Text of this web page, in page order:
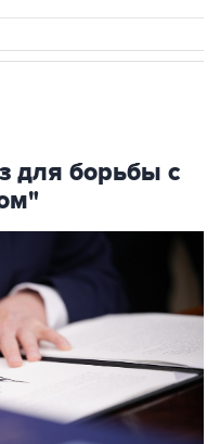
для борьбы с